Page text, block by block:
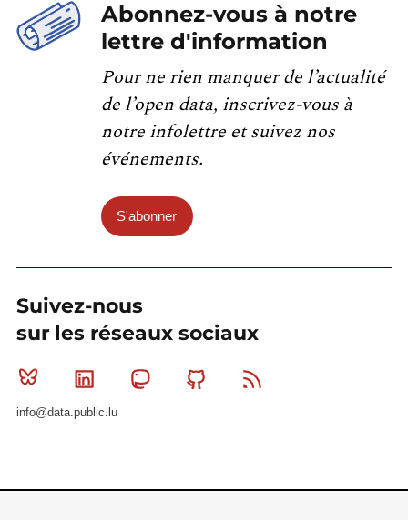
Abonnez-vous à notre
lettre d'information
Pour ne rien manquer de l’actualité
de l’open data, inscrivez-vous à
notre infolettre et suivez nos
événements.
S'abonner
Suivez-nous
sur les réseaux sociaux
Bluesky Linkedin MastodonGithub
info@data.public.lu